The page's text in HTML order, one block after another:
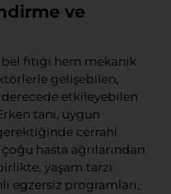
ve
fıtığı hem mekanik
gelişebilen,
etkileyebilen
tanı, uygun
cerrahi
hasta ağrılarından
yaşam tarzı
egzersiz programları,